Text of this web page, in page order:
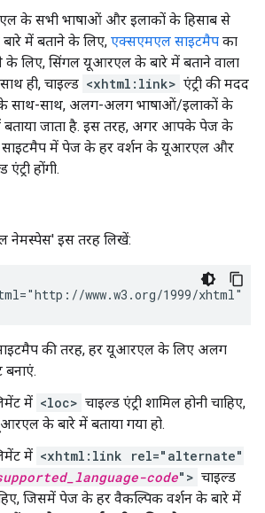
के सभी भाषाओं और इलाकों के हिसाब से
में बताने के लिए, एक्सएमएल साइटमैप का
के लिए, सिंगल यूआरएल के बारे में बताने वाला
ही, चाइल्ड <xhtml:link> एंट्री की मदद
साथ-साथ, अलग-अलग भाषाओं/इलाकों के
बताया जाता है. इस तरह, अगर आपके पेज के
साइटमैप में पेज के हर वर्शन के यूआरएल और
होंगी.
नेमस्पेस' इस तरह लिखें:
www.w3.org/1999/xhtml"
की तरह, हर यूआरएल के लिए अलग
बनाएं.
में <loc> चाइल्ड एंट्री शामिल होनी चाहिए,
के बारे में बताया गया हो.
में <xhtml:link rel="alternate"
code"> चाइल्ड
जिसमें पेज के हर वैकल्पिक वर्शन के बारे में